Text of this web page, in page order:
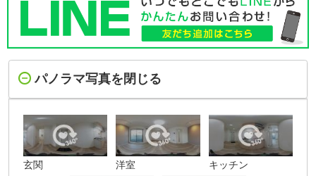
パノラマ写真を閉じる
玄関 洋室 キッチン